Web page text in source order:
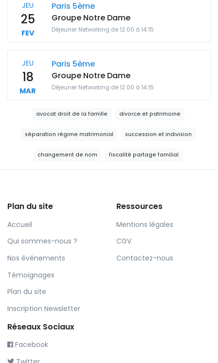
JEU
25
FEV
Paris 5ème
Groupe Notre Dame
Déjeuner Networking de 12:00 à 14:15
JEU
18
MAR
Paris 5ème
Groupe Notre Dame
Déjeuner Networking de 12:00 à 14:15
avocat droit de la famille divorce et patrimoine
séparation régime matrimonial succession et indivision
changement de nom fiscalité partage familial
Plan du site
Accueil
Qui sommes-nous ?
Nos événements
Témoignages
Plan du site
Inscription Newsletter
Ressources
Mentions légales
CGV
Contactez-nous
Réseaux Sociaux
Facebook